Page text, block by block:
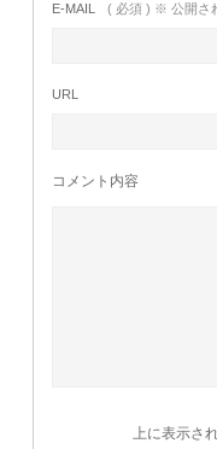
E-MAIL ( 必須 ) ※ 公開さ
URL
コメント内容
上に表示さ